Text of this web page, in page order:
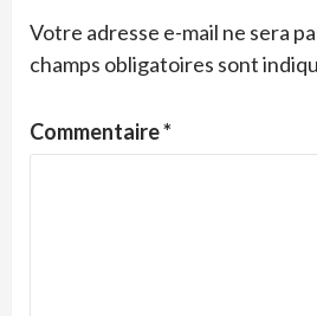
Votre adresse e-mail ne sera
champs obligatoires sont
Commentaire*